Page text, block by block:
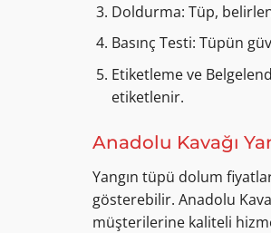
Doldurma: Tüp,
Basınç Testi: Tüpün
Etiketleme ve
etiketlenir.
Anadolu Kavağı
Yangın tüpü dolum
gösterebilir. Anadolu
müşterilerine kaliteli